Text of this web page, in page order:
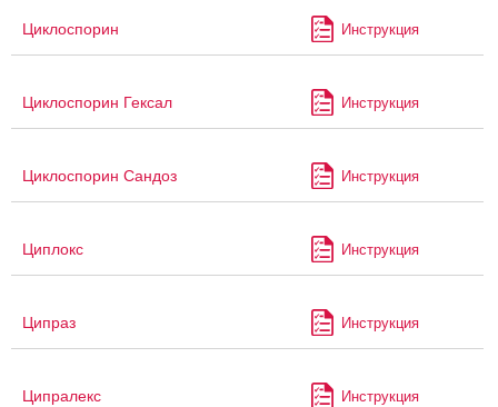
Циклоспорин Инструкция
Циклоспорин Гексал Инструкция
Циклоспорин Сандоз Инструкция
Циплокс Инструкция
Ципраз Инструкция
Ципралекс Инструкция